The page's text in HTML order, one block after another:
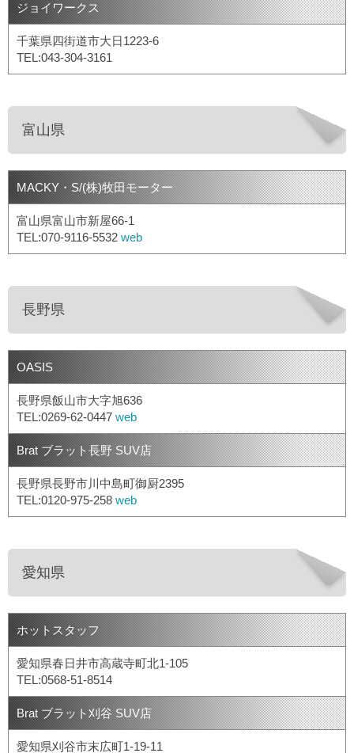
ジョイワークス
千葉県四街道市大日1223-6
TEL:043-304-3161
富山県
MACKY・S/(株)牧田モーター
富山県富山市新屋66-1
TEL:070-9116-5532 web
長野県
OASIS
長野県飯山市大字旭636
TEL:0269-62-0447 web
Brat ブラット長野 SUV店
長野県長野市川中島町御厨2395
TEL:0120-975-258 web
愛知県
ホットスタッフ
愛知県春日井市高蔵寺町北1-105
TEL:0568-51-8514
Brat ブラット刈谷 SUV店
愛知県刈谷市末広町1-19-11